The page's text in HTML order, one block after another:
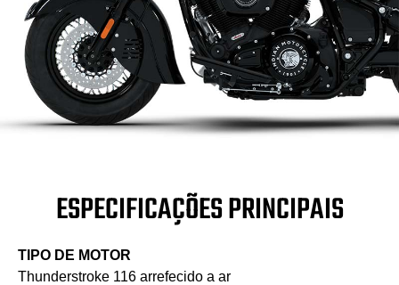
ESPECIFICAÇÕES PRINCIPAIS
TIPO DE MOTOR
Thunderstroke 116 arrefecido a ar